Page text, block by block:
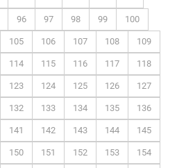
96 97 98 99 100
105 106 107 108 109
114 115 116 117 118
123 124 125 126 127
132 133 134 135 136
141 142 143 144 145
150 151 152 153 154